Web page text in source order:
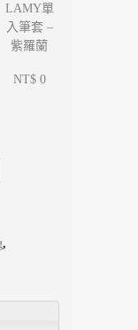
LAMY單
入筆套 –
紫羅蘭
NT$ 0
,